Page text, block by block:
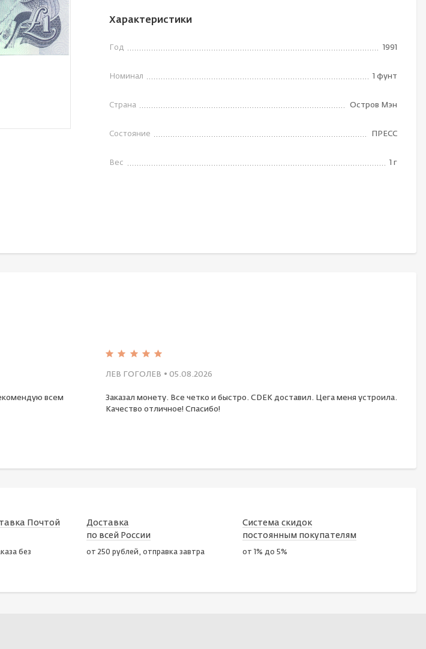
Характеристики
Год 1991
Номинал 1 фунт
Страна Остров Мэн
Состояние ПРЕСС
Вес 1 г
всем
ЛЕВ ГОГОЛЕВ • 05.08.2026
Заказал монету. Все четко и быстро. CDEK доставил. Цега меня устроила.
Качество отличное! Спасибо!
Почтой
без
Доставка
по всей России
от 250 рублей, отправка завтра
Система скидок
постоянным покупателям
от 1% до 5%